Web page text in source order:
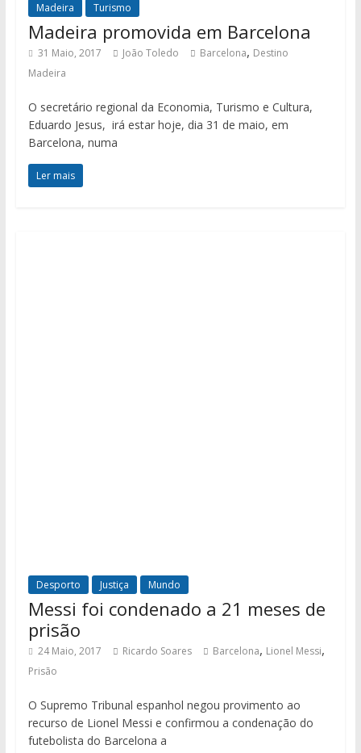
Madeira Turismo
Madeira promovida em Barcelona
31 Maio, 2017 João Toledo Barcelona, Destino
Madeira
O secretário regional da Economia, Turismo e Cultura,
Eduardo Jesus, irá estar hoje, dia 31 de maio, em
Barcelona, numa
Ler mais
Desporto Justiça Mundo
Messi foi condenado a 21 meses de
prisão
24 Maio, 2017 Ricardo Soares Barcelona, Lionel Messi,
Prisão
O Supremo Tribunal espanhol negou provimento ao
recurso de Lionel Messi e confirmou a condenação do
futebolista do Barcelona a